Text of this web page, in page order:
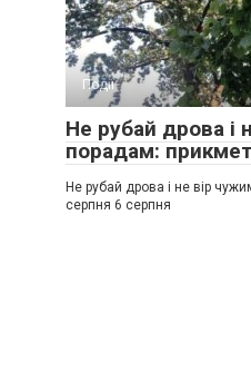
Події
Не рубай дрова і
порадам:
Не рубай дрова і не вір
серпня 6 серпня